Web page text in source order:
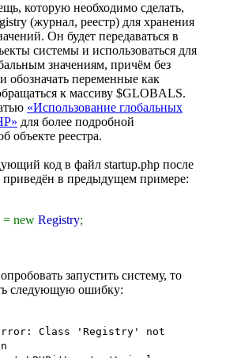
которую необходимо сделать,
(журнал, реестр) для хранения
Он будет передаваться в
системы и использоваться для
значениям, причём без
обозначать переменные как
к массиву $GLOBALS.
«Использование глобальных
для более подробной
объекте реестра.
код в файл startup.php после
приведён в предыдущем примере:
= new Registry;
запустить систему, то
следующую ошибку:
Class 'Registry' not